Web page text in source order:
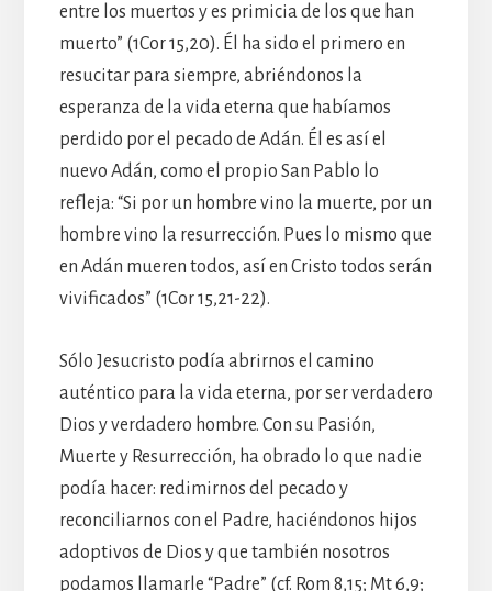
entre los muertos y es primicia de los que han
muerto” (1Cor 15,20). Él ha sido el primero en
resucitar para siempre, abriéndonos la
esperanza de la vida eterna que habíamos
perdido por el pecado de Adán. Él es así el
nuevo Adán, como el propio San Pablo lo
refleja: “Si por un hombre vino la muerte, por un
hombre vino la resurrección. Pues lo mismo que
en Adán mueren todos, así en Cristo todos serán
vivificados” (1Cor 15,21-22).
Sólo Jesucristo podía abrirnos el camino
auténtico para la vida eterna, por ser verdadero
Dios y verdadero hombre. Con su Pasión,
Muerte y Resurrección, ha obrado lo que nadie
podía hacer: redimirnos del pecado y
reconciliarnos con el Padre, haciéndonos hijos
adoptivos de Dios y que también nosotros
podamos llamarle “Padre” (cf. Rom 8,15; Mt 6,9;